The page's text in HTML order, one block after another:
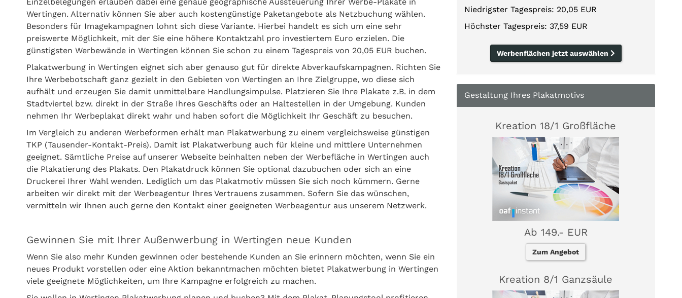
Wertingen. Alternativ können Sie aber auch kostengünstige Paketangebote als Netzbuchung wählen.
Besonders für Imagekampagnen lohnt sich diese Variante. Hierbei handelt es sich um eine sehr
preiswerte Möglichkeit, mit der Sie eine höhere Kontaktzahl pro investiertem Euro erzielen. Die
günstigsten Werbewände in Wertingen können Sie schon zu einem Tagespreis von 20,05 EUR buchen.
Plakatwerbung in Wertingen eignet sich aber genauso gut für direkte Abverkaufskampagnen. Richten Sie
Ihre Werbebotschaft ganz gezielt in den Gebieten von Wertingen an Ihre Zielgruppe, wo diese sich
aufhält und erzeugen Sie damit unmittelbare Handlungsimpulse. Platzieren Sie Ihre Plakate z.B. in dem
Stadtviertel bzw. direkt in der Straße Ihres Geschäfts oder an Haltestellen in der Umgebung. Kunden
nehmen Ihr Werbeplakat direkt wahr und haben sofort die Möglichkeit Ihr Geschäft zu besuchen.
Im Vergleich zu anderen Werbeformen erhält man Plakatwerbung zu einem vergleichsweise günstigen
TKP (Tausender-Kontakt-Preis). Damit ist Plakatwerbung auch für kleine und mittlere Unternehmen
geeignet. Sämtliche Preise auf unserer Webseite beinhalten neben der Werbefläche in Wertingen auch
die Plakatierung des Plakats. Den Plakatdruck können Sie optional dazubuchen oder sich an eine
Druckerei Ihrer Wahl wenden. Lediglich um das Plakatmotiv müssen Sie sich noch kümmern. Gerne
arbeiten wir direkt mit der Werbeagentur Ihres Vertrauens zusammen. Sofern Sie das wünschen,
vermitteln wir Ihnen auch gerne den Kontakt einer geeigneten Werbeagentur aus unserem Netzwerk.
Gewinnen Sie mit Ihrer Außenwerbung in Wertingen neue Kunden
Wenn Sie also mehr Kunden gewinnen oder bestehende Kunden an Sie erinnern möchten, wenn Sie ein
neues Produkt vorstellen oder eine Aktion bekanntmachen möchten bietet Plakatwerbung in Wertingen
viele geeignete Möglichkeiten, um Ihre Kampagne erfolgreich zu machen.
Niedrigster Tagespreis: 20,05 EUR
Höchster Tagespreis: 37,59 EUR
Werbenflächen jetzt auswählen
Gestaltung Ihres Plakatmotivs
Kreation 18/1 Großfläche
Ab 149.- EUR
Zum Angebot
Kreation 8/1 Ganzsäule